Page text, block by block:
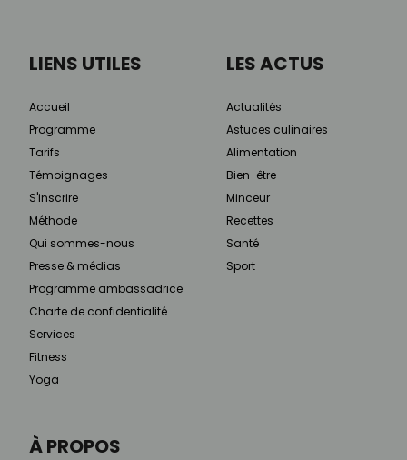
À PROPOS
LIENS UTILES
Accueil
Programme
Tarifs
Témoignages
S'inscrire
Méthode
Qui sommes-nous
Presse & médias
Programme ambassadrice
Charte de confidentialité
Services
Fitness
Yoga
LES ACTUS
Actualités
Astuces culinaires
Alimentation
Bien-être
Minceur
Recettes
Santé
Sport